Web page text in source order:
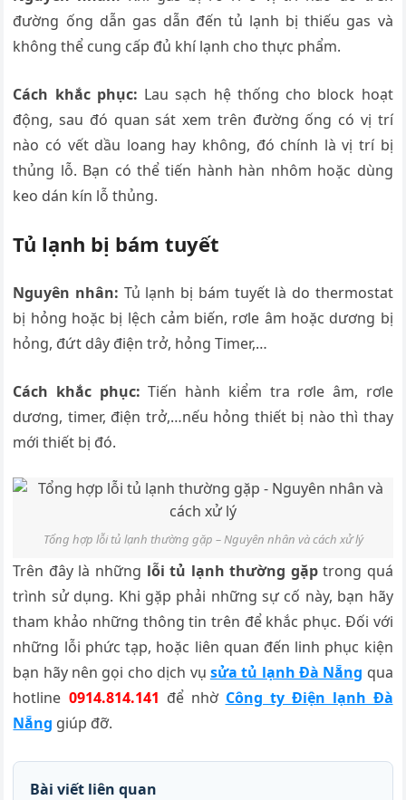
đường ống dẫn gas dẫn đến tủ lạnh bị thiếu gas và
không thể cung cấp đủ khí lạnh cho thực phẩm.
Cách khắc phục: Lau sạch hệ thống cho block hoạt
động, sau đó quan sát xem trên đường ống có vị trí
nào có vết dầu loang hay không, đó chính là vị trí bị
thủng lỗ. Bạn có thể tiến hành hàn nhôm hoặc dùng
keo dán kín lỗ thủng.
Tủ lạnh bị bám tuyết
Nguyên nhân: Tủ lạnh bị bám tuyết là do thermostat
bị hỏng hoặc bị lệch cảm biến, rơle âm hoặc dương bị
hỏng, đứt dây điện trở, hỏng Timer,…
Cách khắc phục: Tiến hành kiểm tra rơle âm, rơle
dương, timer, điện trở,…nếu hỏng thiết bị nào thì thay
mới thiết bị đó.
Tổng hợp lỗi tủ lạnh thường gặp – Nguyên nhân và cách xử lý
Trên đây là những lỗi tủ lạnh thường gặptrong quá
trình sử dụng. Khi gặp phải những sự cố này, bạn hãy
tham khảo những thông tin trên để khắc phục. Đối với
những lỗi phức tạp, hoặc liên quan đến linh phục kiện
bạn hãy nên gọi cho dịch vụ sửa tủ lạnh Đà Nẵng qua
hotline 0914.814.141 để nhờ Công ty Điện lạnh Đà
Nẵng giúp đỡ.
Bài viết liên quan